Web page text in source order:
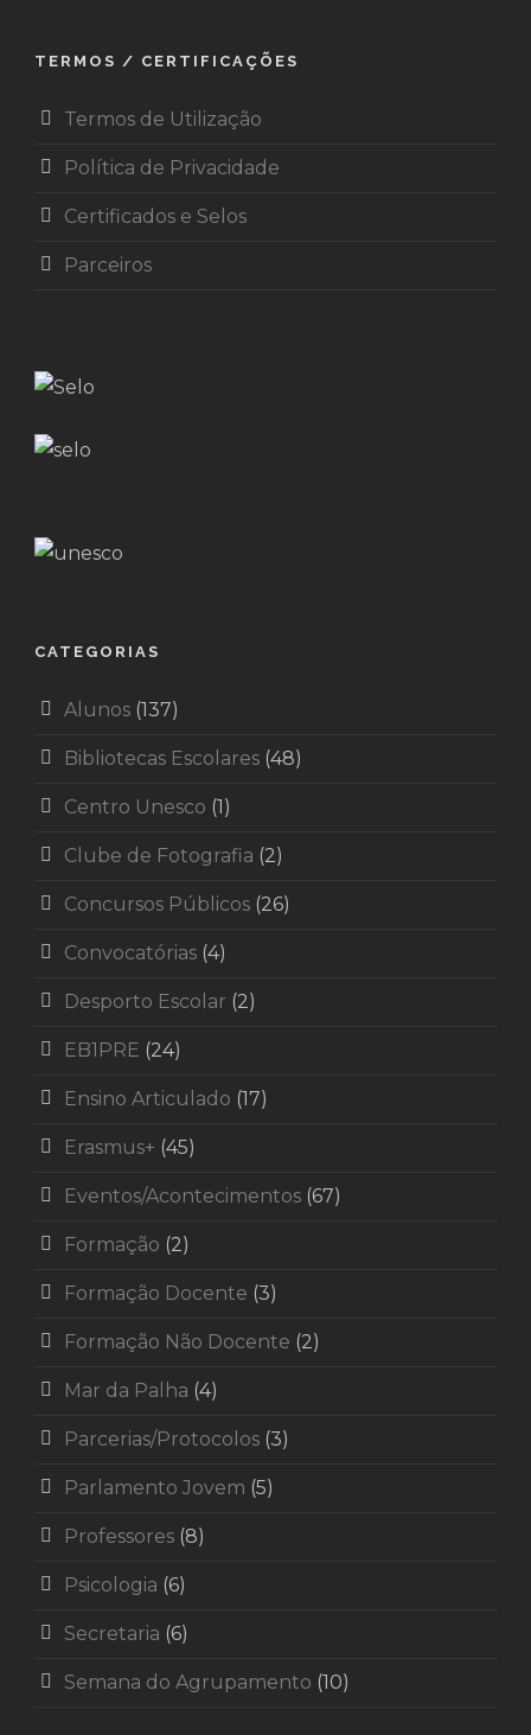
TERMOS / CERTIFICAÇÕES
Termos de Utilização
Política de Privacidade
Certificados e Selos
Parceiros
CATEGORIAS
Alunos (137)
Bibliotecas Escolares (48)
Centro Unesco (1)
Clube de Fotografia (2)
Concursos Públicos (26)
Convocatórias (4)
Desporto Escolar (2)
EB1PRE (24)
Ensino Articulado (17)
Erasmus+ (45)
Eventos/Acontecimentos (67)
Formação (2)
Formação Docente (3)
Formação Não Docente (2)
Mar da Palha (4)
Parcerias/Protocolos (3)
Parlamento Jovem (5)
Professores (8)
Psicologia (6)
Secretaria (6)
Semana do Agrupamento (10)